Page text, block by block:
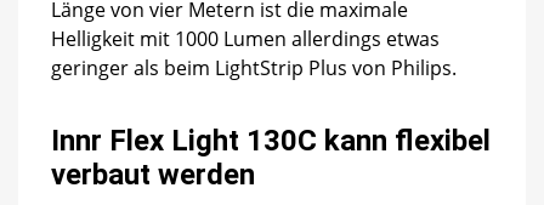
Länge von vier Metern ist die maximale
Helligkeit mit 1000 Lumen allerdings etwas
geringer als beim LightStrip Plus von Philips.
Innr Flex Light 130C kann flexibel
verbaut werden